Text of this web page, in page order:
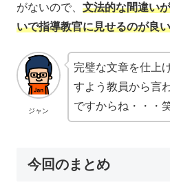
がないので、 文法的な間違い
いで指導教官に見せるのが良
ジャン
完璧な文章を仕上
すよう教員から言
ですからね・・・
今回のまとめ